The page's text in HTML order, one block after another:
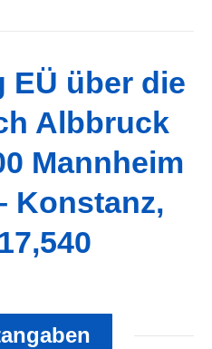
EÜ über die
Albbruck
Mannheim
Konstanz,